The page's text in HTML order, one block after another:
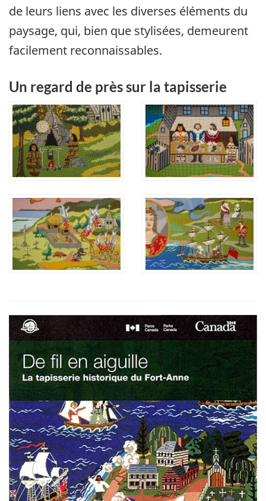
de leurs liens avec les diverses éléments du
paysage, qui, bien que stylisées, demeurent
facilement reconnaissables.
Un regard de près sur la tapisserie